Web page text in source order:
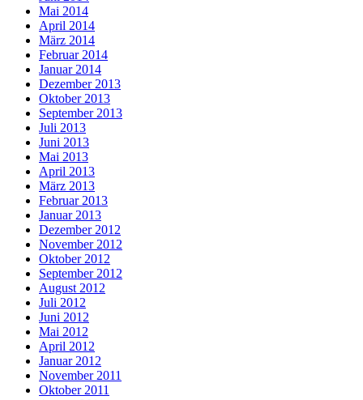
Mai 2014
April 2014
März 2014
Februar 2014
Januar 2014
Dezember 2013
Oktober 2013
September 2013
Juli 2013
Juni 2013
Mai 2013
April 2013
März 2013
Februar 2013
Januar 2013
Dezember 2012
November 2012
Oktober 2012
September 2012
August 2012
Juli 2012
Juni 2012
Mai 2012
April 2012
Januar 2012
November 2011
Oktober 2011